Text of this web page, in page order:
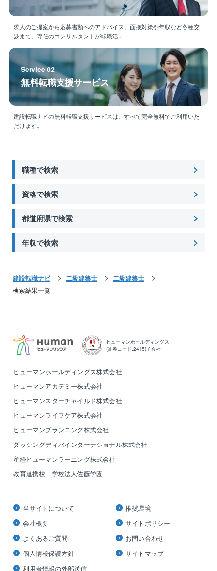
がら高品質な住宅用品、サービスを提供する建設支援
サービス会社です。これらには、建設支援と資機材の
輸入が含まれます。
同社は、東栄住宅株式会社が100%出資する現地法人で
あり、「より良い住まいづくりを通じて、収益性の高
い生活と生産性の高い社会づくりに貢献する」という
企業ビジョンも掲げています。最終的には、フィリピ
ンにジャパンクオリティの生活をもたらすことを目指
しています。
※フィリピン人スタッフ10名、日本人スタッフ2名（20
【残業抑制の取組み】
制として、残業申請がないと18時にPCがシャットダウ
やりとりも会社支給のスマートフォンで行うため、業
務の効率化に繋がっており、結果として時間外労働が
減少しています。
める点が魅力。有給休暇も取りやすくメリハリをつけ
て働ける環境に加え、産休、育休制度も整っている
●同社は、東証プライム上場グループの中核を担うパワ
ービルダーです。
ス」、「住宅性能評価を全棟取得」
●土地仕入れ、地盤、設計、施工、販売、アフターサー
●供給棟数のスケールメリットを生かした「ローコス
ト・ハイクオリティー」の実現など、品質重視と実直
な家づくりの姿勢には高い評価を得ており、これまで
新規エリアでは、今までに首都圏で行ってきた商品企
画をベースに、その地域ごとの環境や特有の慣習を考
慮した商品づくりを行っています。
求人のご提案から応募書類へのアドバイス、面接対策や年収など各種交
渉まで、専任のコンサルタントが転職活...
Service 02
無料転職支援サービス
建設転職ナビの無料転職支援サービスは、すべて完全無料でご利用いた
だけます。
職種で検索
資格で検索
都道府県で検索
年収で検索
建設転職ナビ 二級建築士
二級建築士
検索結果一覧
ヒューマンホールディングス
(証券コード:2415)子会社
ヒューマンホールディングス株式会社
ヒューマンアカデミー株式会社
ヒューマンスターチャイルド株式会社
ヒューマンライフケア株式会社
ヒューマンプランニング株式会社
ダッシングディバインターナショナル株式会社
産経ヒューマンラーニング株式会社
教育連携校 学校法人佐藤学園
当サイトについて
会社概要
よくあるご質問
個人情報保護方針
利用者情報の外部送信
推奨環境
サイトポリシー
お問い合わせ
サイトマップ